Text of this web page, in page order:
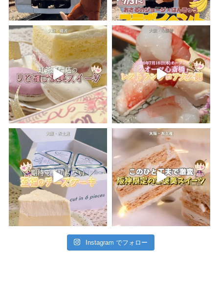
Instagram でフォロー